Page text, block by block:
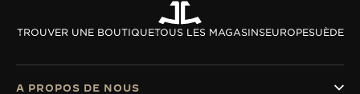
TROUVER UNE BOUTIQUETOUS LES MAGASINSEUROPESUÈDE
A PROPOS DE NOUS